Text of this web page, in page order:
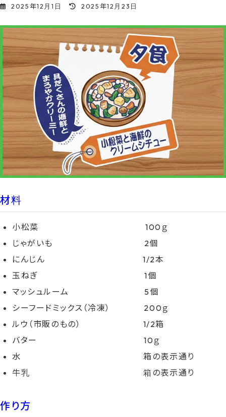
2025年12月1日
最
更
日
時
2025年12月23日
材料
小松菜 100ｇ
じゃがいも 2個
にんじん 1/2本
玉ねぎ 1個
マッシュルーム 5個
シーフードミックス（冷凍） 200ｇ
ルウ（市販のもの） 1/2箱
バター 10ｇ
水 箱の表示通り
牛乳 箱の表示通り
作り方